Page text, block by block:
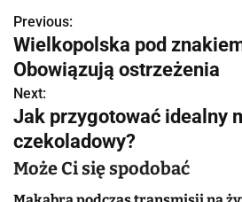
N
a
w
i
g
a
Previous:
Wielkopolska pod
Obowiązują ostrzeżenia
Next:
Jak przygotować idealny
czekoladowy?
Może Ci się spodobać